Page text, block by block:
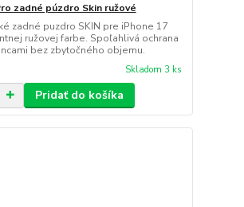
zadné púzdro Skin ružové
zadné puzdro SKIN pre iPhone 17
ružovej farbe. Spoľahlivá ochrana
bez zbytočného objemu.
Skladom 3 ks
Pridať do košíka